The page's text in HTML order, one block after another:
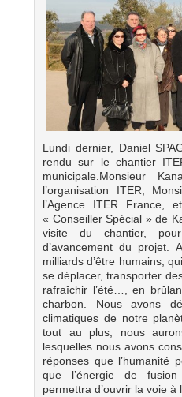
Lundi dernier, Daniel
rendu sur le chantier
municipale.Monsieur
l’organisation ITER,
l’Agence ITER France,
« Conseiller Spécial » de
visite du chantier,
d’avancement du projet.
milliards d’être humains,
se déplacer, transporter
rafraîchir l’été…, en
charbon. Nous avons
climatiques de notre
tout au plus, nous
lesquelles nous avons
réponses que l’humanité
que l’énergie de
permettra d’ouvrir la voie